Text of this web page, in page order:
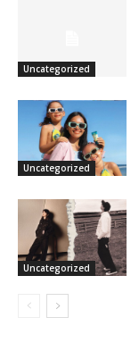
Uncategorized
Uncategorized
Uncategorized